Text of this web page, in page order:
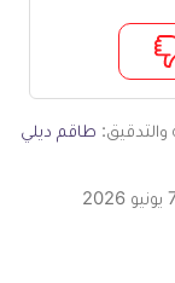
والتدقيق: طاقم ديلي
7 يونيو 2026